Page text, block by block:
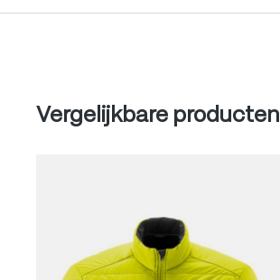
Produktgalerie überspringen
Vergelijkbare producten